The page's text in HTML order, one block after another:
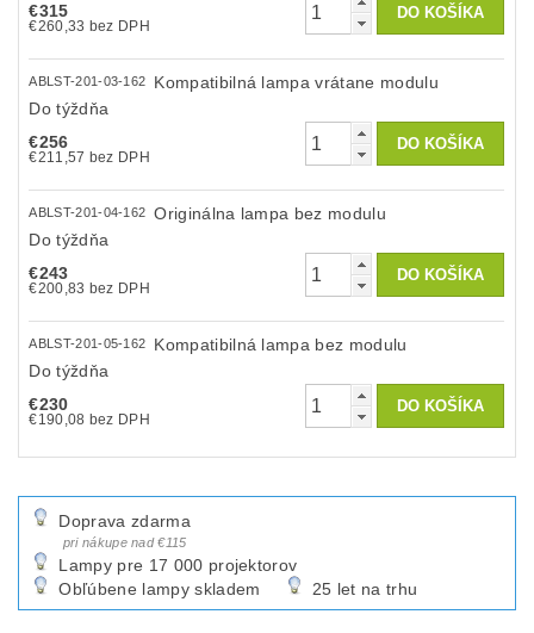
€315
€260,33 bez DPH
ABLST-201-03-162
Kompatibilná lampa vrátane modulu
Do týždňa
€256
€211,57 bez DPH
ABLST-201-04-162
Originálna lampa bez modulu
Do týždňa
€243
€200,83 bez DPH
ABLST-201-05-162
Kompatibilná lampa bez modulu
Do týždňa
€230
€190,08 bez DPH
Doprava zdarma
pri nákupe nad €115
Lampy pre 17 000 projektorov
Obľúbene lampy skladem
25 let na trhu